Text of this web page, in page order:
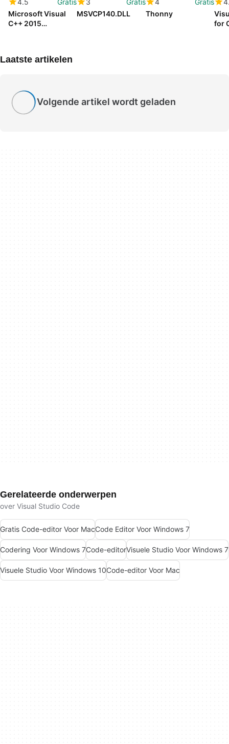
Microsoft Visual
C++ 2015
MSVCP140.DLL
Thonny
for
Laatste artikelen
Volgende artikel wordt geladen
Gerelateerde onderwerpen
over Visual Studio Code
Gratis Code-editor Voor MacCode Editor Voor Windows 7
Codering Voor Windows 7Code-editorVisuele Studio Voor Windows 7
Visuele Studio Voor Windows 10Code-editor Voor Mac